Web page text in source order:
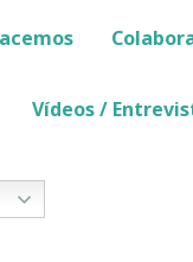
Vídeos /